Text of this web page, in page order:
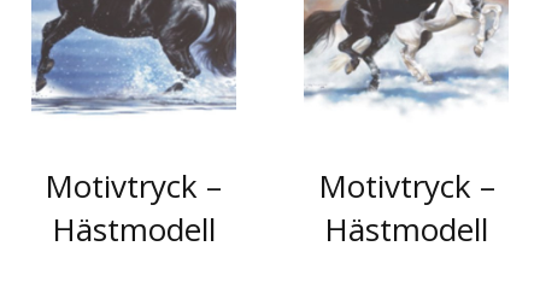
Motivtryck –
Hästmodell
Motivtryck –
Hästmodell